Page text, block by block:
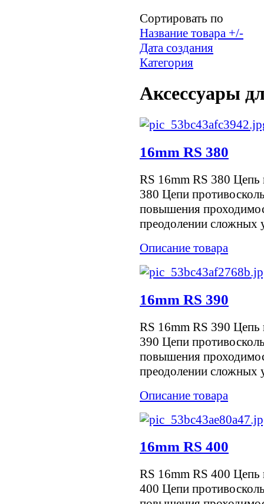
Сортировать по
Название товара +/-
Дата создания
Категория
Аксессуары
16mm RS 380
RS 16mm RS 380
380 Цепи
повышения
преодолении сложных
Описание товара
16mm RS 390
RS 16mm RS 390
390 Цепи
повышения
преодолении сложных
Описание товара
16mm RS 400
RS 16mm RS 400
400 Цепи